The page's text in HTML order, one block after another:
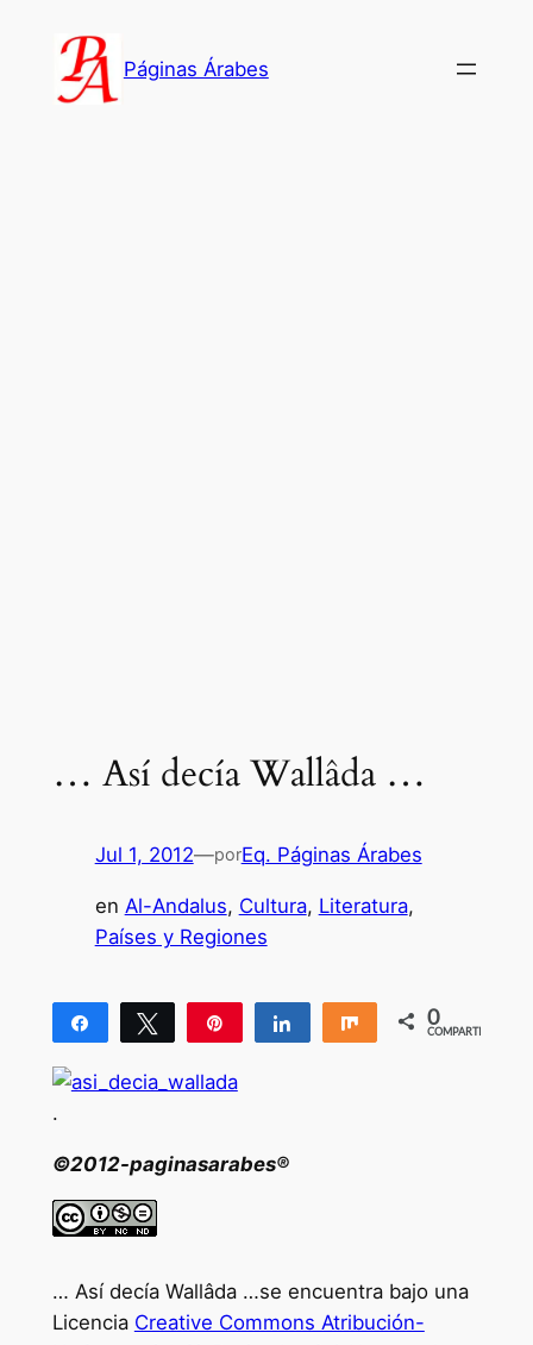
contenido
Páginas Árabes
… Así decía Wallâda …
Jul 1, 2012—porEq. Páginas Árabes
en Al-Andalus, Cultura, Literatura
Países y Regiones
Compartir Twittear Compartir Compartir
0
COMPARTIR
.
©2012-paginasarabes®
… Así decía Wallâda …se encuentra bajo una
Licencia Creative Commons Atribución-